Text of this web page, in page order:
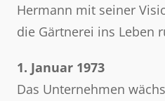
Hermann mit seiner
die Gärtnerei ins Leben
1. Januar 1973
Das Unternehmen